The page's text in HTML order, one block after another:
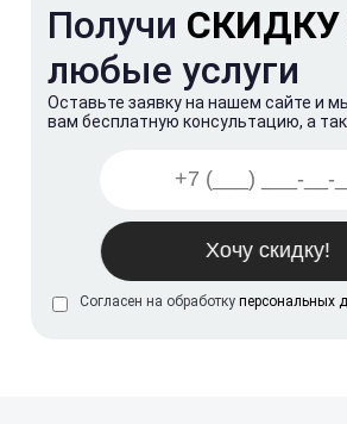
Получи СКИДКУ
любые услуги
Оставьте заявку на нашем сайте и
вам бесплатную консультацию, а
Согласен на обработку персональных